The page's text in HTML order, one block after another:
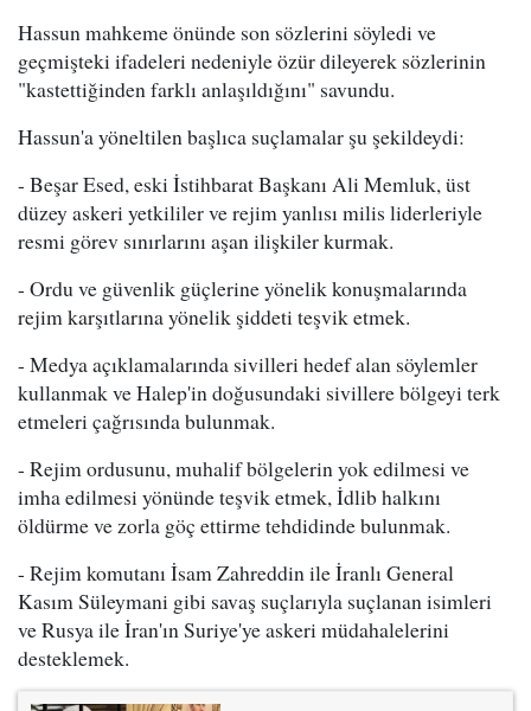
Hassun mahkeme önünde son sözlerini söyledi ve
geçmişteki ifadeleri nedeniyle özür dileyerek sözlerinin
"kastettiğinden farklı anlaşıldığını" savundu.
Hassun'a yöneltilen başlıca suçlamalar şu şekildeydi:
- Beşar Esed, eski İstihbarat Başkanı Ali Memluk, üst
düzey askeri yetkililer ve rejim yanlısı milis liderleriyle
resmi görev sınırlarını aşan ilişkiler kurmak.
- Ordu ve güvenlik güçlerine yönelik konuşmalarında
rejim karşıtlarına yönelik şiddeti teşvik etmek.
- Medya açıklamalarında sivilleri hedef alan söylemler
kullanmak ve Halep'in doğusundaki sivillere bölgeyi terk
etmeleri çağrısında bulunmak.
- Rejim ordusunu, muhalif bölgelerin yok edilmesi ve
imha edilmesi yönünde teşvik etmek, İdlib halkını
öldürme ve zorla göç ettirme tehdidinde bulunmak.
- Rejim komutanı İsam Zahreddin ile İranlı General
Kasım Süleymani gibi savaş suçlarıyla suçlanan isimleri
ve Rusya ile İran'ın Suriye'ye askeri müdahalelerini
desteklemek.